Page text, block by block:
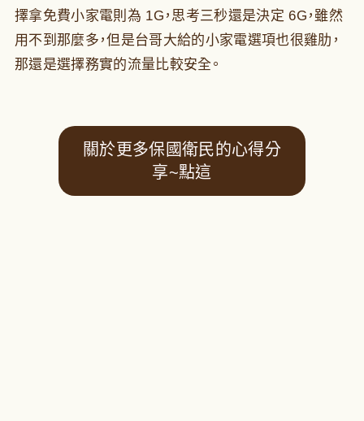
擇拿免費小家電則為 1G，思考三秒還是決定 6G，雖然
用不到那麼多，但是台哥大給的小家電選項也很雞肋，
那還是選擇務實的流量比較安全。
關於更多保國衛民的心得分
享~點這